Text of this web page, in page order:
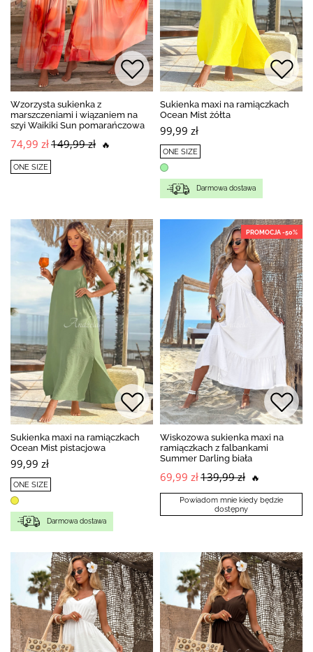
Wzorzysta sukienka z
marszczeniami i wiązaniem na
szyi Waikiki Sun pomarańczowa
74,99 zł149,99 zł 🔥
ONE SIZE
Sukienka maxi na ramiączkach
Ocean Mist żółta
99,99 zł
ONE SIZE
Darmowa dostawa
Sukienka maxi na ramiączkach
Ocean Mist pistacjowa
99,99 zł
ONE SIZE
Darmowa dostawa
PROMOCJA -50%
Wiskozowa sukienka maxi na
ramiączkach z falbankami
Summer Darling biała
69,99 zł139,99 zł 🔥
Powiadom mnie kiedy będzie
dostępny